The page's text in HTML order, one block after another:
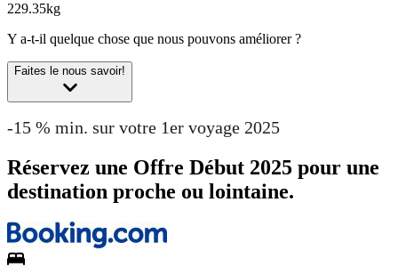
229.35kg
Y a-t-il quelque chose que nous pouvons améliorer ?
Faites le nous savoir!
-15 % min. sur votre 1er voyage 2025
Réservez une Offre Début 2025 pour une
destination proche ou lointaine.